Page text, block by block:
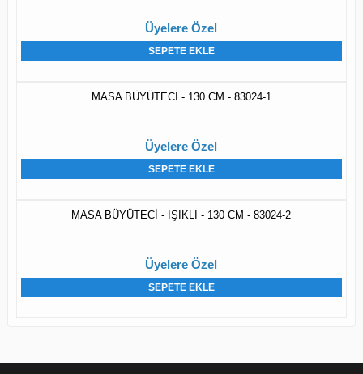
Üyelere Özel
SEPETE EKLE
MASA BÜYÜTECİ - 130 CM - 83024-1
Üyelere Özel
SEPETE EKLE
MASA BÜYÜTECİ - IŞIKLI - 130 CM - 83024-2
Üyelere Özel
SEPETE EKLE